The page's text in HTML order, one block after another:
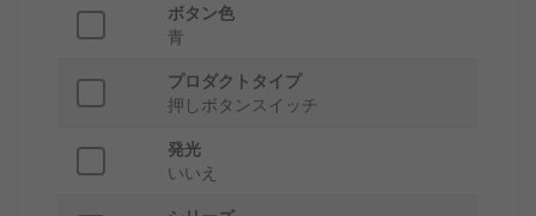
ボタン色
青
プロダクトタイプ
押しボタンスイッチ
発光
いいえ